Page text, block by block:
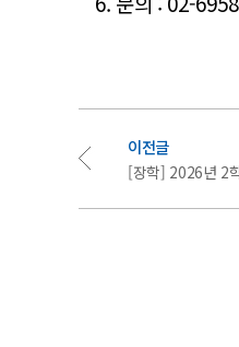
이전글
[장학] 2026년 2